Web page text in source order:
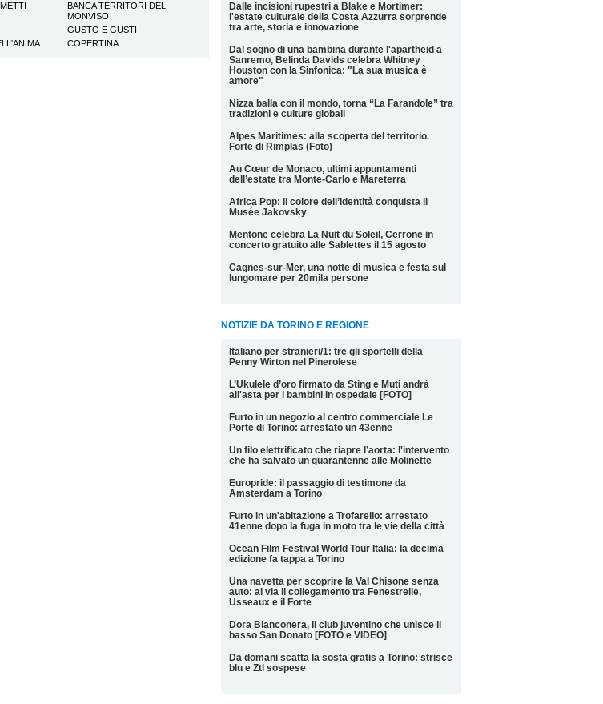
Dalle incisioni rupestri a Blake e Mortimer:
l'estate culturale della Costa Azzurra sorprende
tra arte, storia e innovazione
Dal sogno di una bambina durante l'apartheid a
Sanremo, Belinda Davids celebra Whitney
Houston con la Sinfonica: "La sua musica è
amore"
Nizza balla con il mondo, torna “La Farandole” tra
tradizioni e culture globali
Alpes Maritimes: alla scoperta del territorio.
Forte di Rimplas (Foto)
Au Cœur de Monaco, ultimi appuntamenti
dell’estate tra Monte-Carlo e Mareterra
Africa Pop: il colore dell’identità conquista il
Musée Jakovsky
Mentone celebra La Nuit du Soleil, Cerrone in
concerto gratuito alle Sablettes il 15 agosto
Cagnes-sur-Mer, una notte di musica e festa sul
lungomare per 20mila persone
NOTIZIE DA TORINO E REGIONE
Italiano per stranieri/1: tre gli sportelli della
Penny Wirton nel Pinerolese
L’Ukulele d’oro firmato da Sting e Muti andrà
all'asta per i bambini in ospedale [FOTO]
Furto in un negozio al centro commerciale Le
Porte di Torino: arrestato un 43enne
Un filo elettrificato che riapre l’aorta: l'intervento
che ha salvato un quarantenne alle Molinette
Europride: il passaggio di testimone da
Amsterdam a Torino
Furto in un'abitazione a Trofarello: arrestato
41enne dopo la fuga in moto tra le vie della città
Ocean Film Festival World Tour Italia: la decima
edizione fa tappa a Torino
Una navetta per scoprire la Val Chisone senza
auto: al via il collegamento tra Fenestrelle,
Usseaux e il Forte
Dora Bianconera, il club juventino che unisce il
basso San Donato [FOTO e VIDEO]
Da domani scatta la sosta gratis a Torino: strisce
blu e Ztl sospese
BANCA TERRITORI DEL
MONVISO
GUSTO E GUSTI
COPERTINA